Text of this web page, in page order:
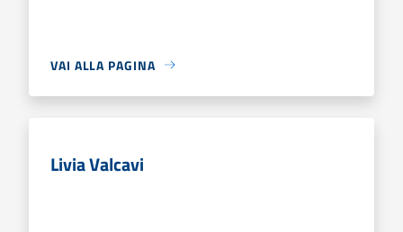
VAI ALLA PAGINA
Livia Valcavi